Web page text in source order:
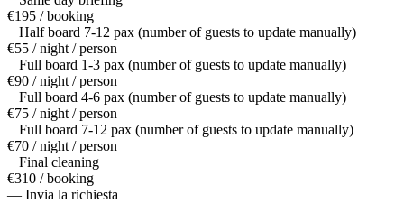
€195 / booking
Half board 7-12 pax (number of guests to update manually)
€55 / night / person
Full board 1-3 pax (number of guests to update manually)
€90 / night / person
Full board 4-6 pax (number of guests to update manually)
€75 / night / person
Full board 7-12 pax (number of guests to update manually)
€70 / night / person
Final cleaning
€310 / booking
— Invia la richiesta